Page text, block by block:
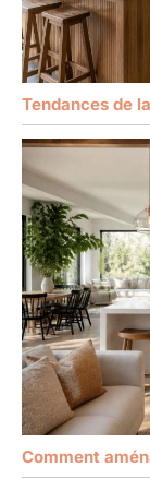
Tendances de
Comment